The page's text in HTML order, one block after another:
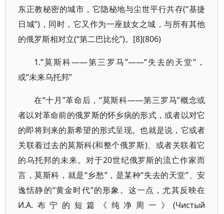
东正教秘密的城市，它隐秘地与尘世平行共存(“基捷
日城”)，同时，它又作为一座妓女之城，与所有其他
的俄罗斯相对立(“第二巴比伦”)。[8](806)
1.“莫斯科——第三罗马”——“失去的天堂”，
或“未来乌托邦”
在“十月”革命后，“莫斯科——第三罗马”概念或
者以对革命前的俄罗斯的怀乡病的形式，或者以对它
的即将到来的新希望的形式呈现。也就是说，它或者
关联着过去的莫斯科(和整个俄罗斯)、或者关联着它
的乌托邦的未来。对于20世纪俄罗斯的流亡作家而
言，莫斯科，就是“乡愁”，是某种“失去的天堂”、安
逸恬静的“黄金时代”的形象。这一点，尤其反映在
И.А.布宁的短篇《纯净周一》(Чистый